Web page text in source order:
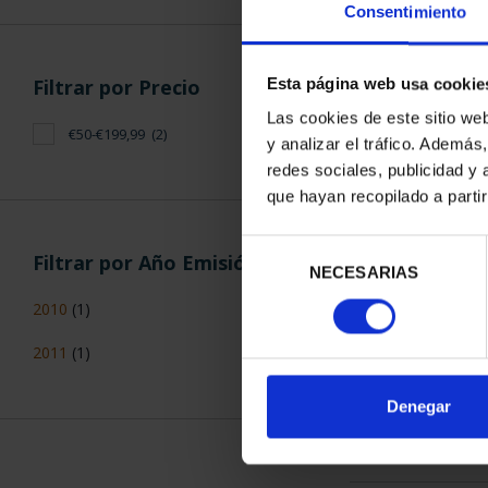
Consentimiento
Esta página web usa
Las cookies de este sitio
y analizar el tráfico.
redes sociales, publicidad y
que hayan recopilado a
de
consentimiento
NECESARIAS
Denegar
Filtrar por Precio
€50-€199,99 (2)
Filtrar por Año Emisión
2010 (1)
2011 (1)
CAPITALES
LAS
ORDENAR POR: